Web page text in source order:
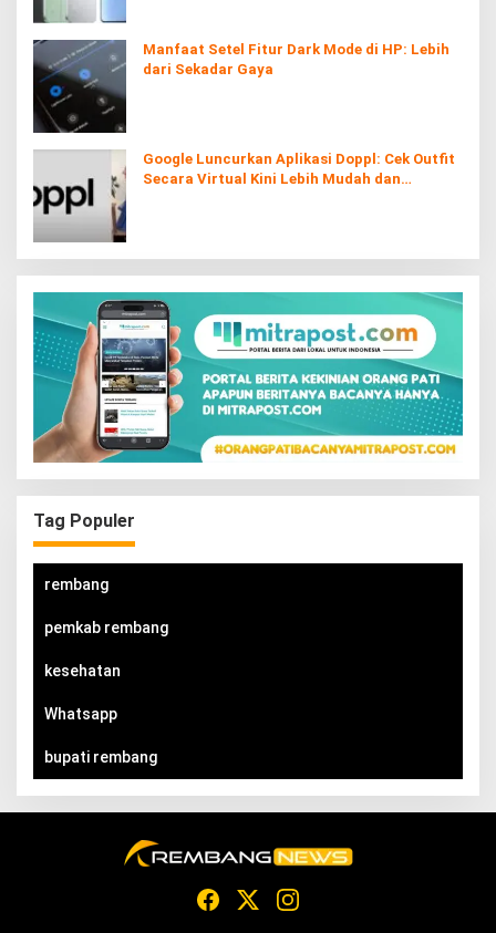
Manfaat Setel Fitur Dark Mode di HP: Lebih
dari Sekadar Gaya
Google Luncurkan Aplikasi Doppl: Cek Outfit
Secara Virtual Kini Lebih Mudah dan
Tag Populer
rembang
pemkab rembang
kesehatan
Whatsapp
bupati rembang